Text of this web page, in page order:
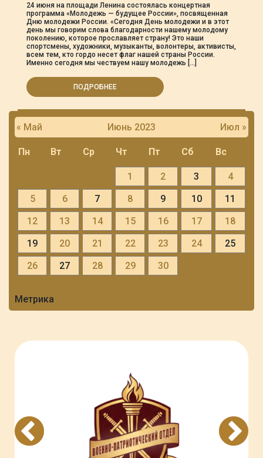
24 июня на площади Ленина состоялась концертная
программа «Молодежь — будущее России», посвященная
Дню молодежи России. «Сегодня День молодежи и в этот
день мы говорим слова благодарности нашему молодому
поколению, которое прославляет страну! Это наши
спортсмены, художники, музыканты, волонтеры, активисты,
всем тем, кто гордо несет флаг нашей страны России.
Именно сегодня мы чествуем нашу молодежь […]
ПОДРОБНЕЕ
Июнь 2023
Пн Вт Ср Чт Пт Сб Вс
« Май Июл »
1 2 3
4
5
6 7 8 9 10
11
12
13 14 15 16 17
18
19
20 21 22 23 24
25
26
27 28 29 30
Метрика